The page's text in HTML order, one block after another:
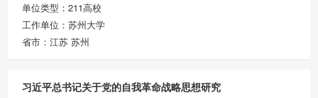
单位类型：211高校
工作单位：苏州大学
省市：江苏 苏州
习近平总书记关于党的自我革命战略思想研究